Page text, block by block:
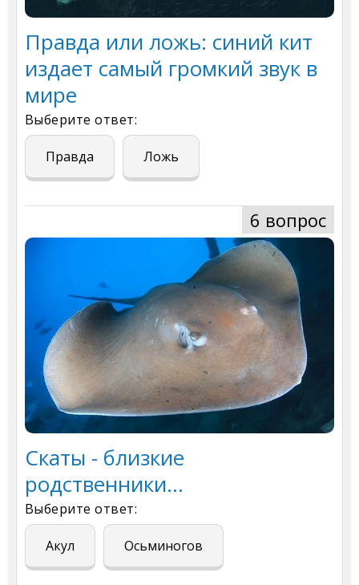
Правда или ложь: синий кит
издает самый громкий звук в
мире
Выберите ответ:
Правда Ложь
6 вопрос
Скаты - близкие
родственники...
Выберите ответ:
Акул Осьминогов